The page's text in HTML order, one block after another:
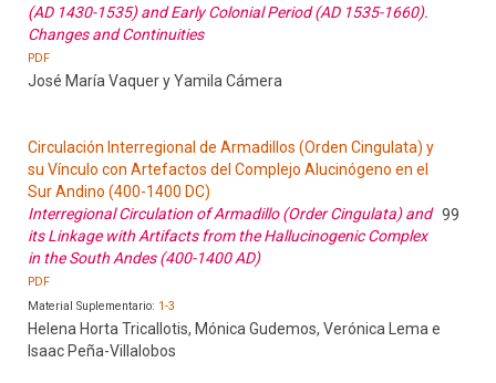
(AD 1430-1535) and Early Colonial Period (AD 1535-1660).
Changes and Continuities
PDF
José María Vaquer y Yamila Cámera
Circulación Interregional de Armadillos (Orden Cingulata) y
su Vínculo con Artefactos del Complejo Alucinógeno en el
Sur Andino (400-1400 DC)
Interregional Circulation of Armadillo (Order Cingulata) and
its Linkage with Artifacts from the Hallucinogenic Complex
in the South Andes (400-1400 AD)
99
PDF
Material Suplementario: 1-3
Helena Horta Tricallotis, Mónica Gudemos, Verónica Lema e
Isaac Peña-Villalobos